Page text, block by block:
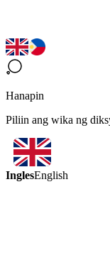
Hanapin
Piliin ang wika ng
InglesEnglish